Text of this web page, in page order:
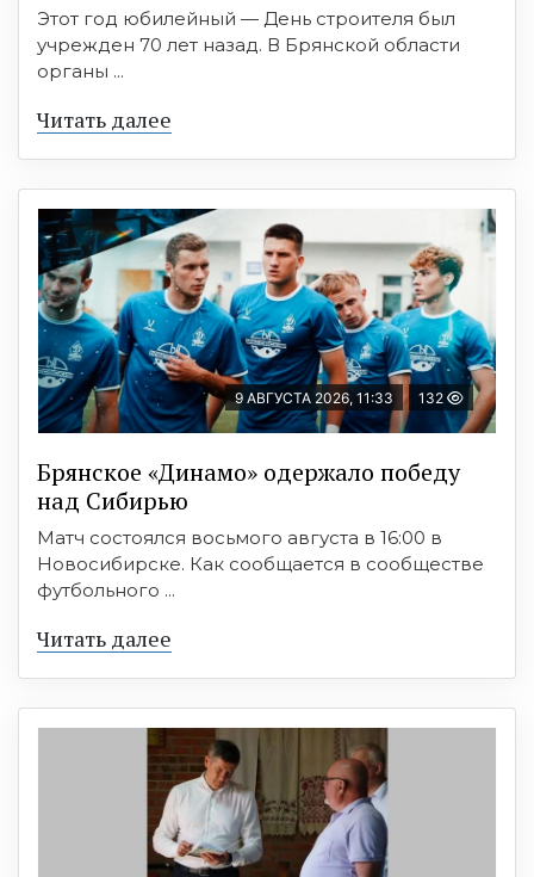
Этот год юбилейный — День строителя был
учрежден 70 лет назад. В Брянской области
органы ...
Читать далее
9 АВГУСТА 2026, 11:33 132
Брянское «Динамо» одержало победу
над Сибирью
Матч состоялся восьмого августа в 16:00 в
Новосибирске. Как сообщается в сообществе
футбольного ...
Читать далее